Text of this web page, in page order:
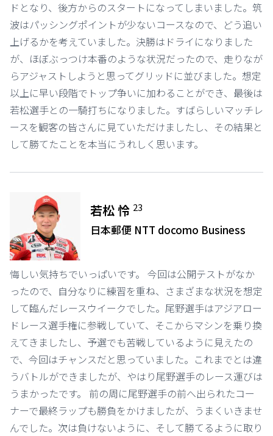
ドとなり、後方からのスタートになってしまいました。筑
波はパッシングポイントが少ないコースなので、どう追い
上げるかを考えていました。決勝はドライになりました
が、ほぼぶっつけ本番のような状況だったので、走りなが
らアジャストしようと思ってグリッドに並びました。想定
以上に早い段階でトップ争いに加わることができ、最後は
若松選手との一騎打ちになりました。すばらしいマッチレ
ースを観客の皆さんに見ていただけましたし、その結果と
して勝てたことを本当にうれしく思います。
若松 怜 23
日本郵便 NTT docomo Business
悔しい気持ちでいっぱいです。 今回は公開テストがなか
ったので、自分なりに練習を重ね、さまざまな状況を想定
して臨んだレースウイークでした。尾野選手はアジアロー
ドレース選手権に参戦していて、そこからマシンを乗り換
えてきましたし、予選でも苦戦しているように見えたの
で、今回はチャンスだと思っていました。これまでとは違
うバトルができましたが、やはり尾野選手のレース運びは
うまかったです。 前の周に尾野選手の前へ出られたコー
ナーで最終ラップも勝負をかけましたが、うまくいきませ
んでした。次は負けないように、そして勝てるように取り